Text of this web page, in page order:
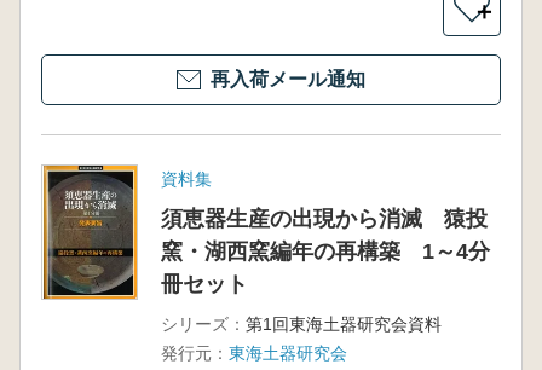
＋
再入荷メール通知
資料集
須恵器生産の出現から消滅 猿投
窯・湖西窯編年の再構築 1～4分
冊セット
シリーズ： 第1回東海土器研究会資料
発行元： 東海土器研究会